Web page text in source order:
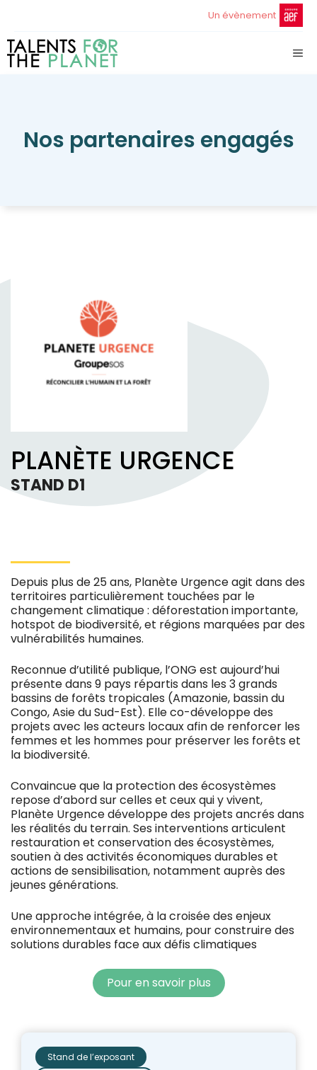
Un évènement
Nos partenaires engagés
PLANÈTE URGENCE
STAND D1
Depuis plus de 25 ans, Planète Urgence agit dans des
territoires particulièrement touchées par le
changement climatique : déforestation importante,
hotspot de biodiversité, et régions marquées par des
vulnérabilités humaines.
Reconnue d’utilité publique, l’ONG est aujourd’hui
présente dans 9 pays répartis dans les 3 grands
bassins de forêts tropicales (Amazonie, bassin du
Congo, Asie du Sud-Est). Elle co-développe des
projets avec les acteurs locaux afin de renforcer les
femmes et les hommes pour préserver les forêts et
la biodiversité.
Convaincue que la protection des écosystèmes
repose d’abord sur celles et ceux qui y vivent,
Planète Urgence développe des projets ancrés dans
les réalités du terrain. Ses interventions articulent
restauration et conservation des écosystèmes,
soutien à des activités économiques durables et
actions de sensibilisation, notamment auprès des
jeunes générations.
Une approche intégrée, à la croisée des enjeux
environnementaux et humains, pour construire des
solutions durables face aux défis climatiques
Pour en savoir plus
Stand de l’exposant